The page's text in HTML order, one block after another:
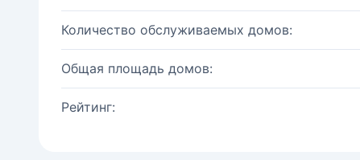
Количество обслуживаемых домов:
Общая площадь домов:
Рейтинг: